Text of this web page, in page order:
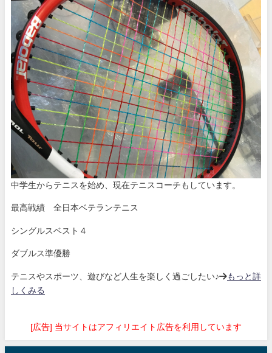
中学生からテニスを始め、現在テニスコーチもしています。
最高戦績 全日本ベテランテニス
シングルスベスト４
ダブルス準優勝
テニスやスポーツ、遊びなど人生を楽しく過ごしたい♪→もっと詳
しくみる
[広告] 当サイトはアフィリエイト広告を利用しています